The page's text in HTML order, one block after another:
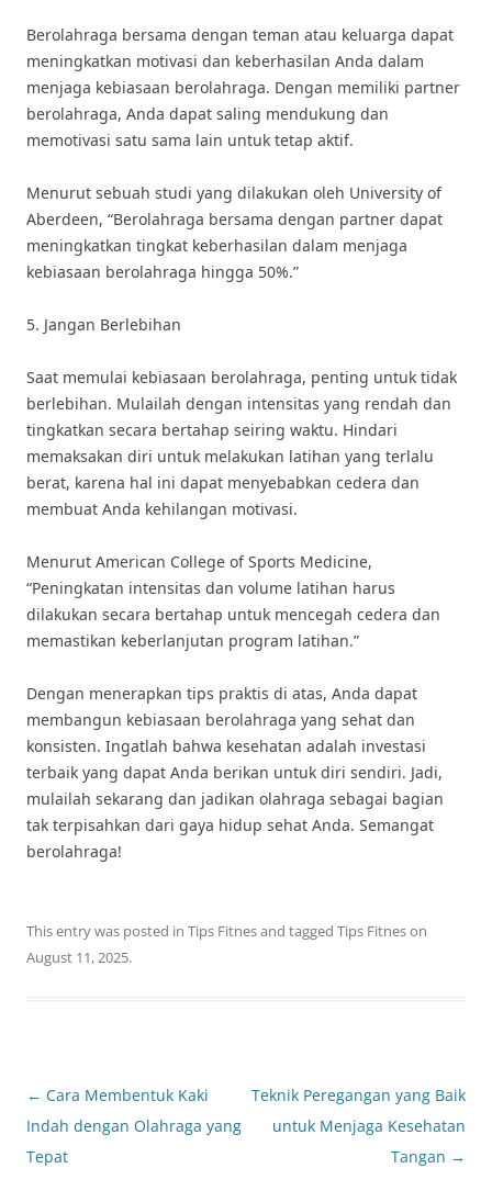
Berolahraga bersama dengan teman atau keluarga dapat
meningkatkan motivasi dan keberhasilan Anda dalam
menjaga kebiasaan berolahraga. Dengan memiliki partner
berolahraga, Anda dapat saling mendukung dan
memotivasi satu sama lain untuk tetap aktif.
Menurut sebuah studi yang dilakukan oleh University of
Aberdeen, “Berolahraga bersama dengan partner dapat
meningkatkan tingkat keberhasilan dalam menjaga
kebiasaan berolahraga hingga 50%.”
5. Jangan Berlebihan
Saat memulai kebiasaan berolahraga, penting untuk tidak
berlebihan. Mulailah dengan intensitas yang rendah dan
tingkatkan secara bertahap seiring waktu. Hindari
memaksakan diri untuk melakukan latihan yang terlalu
berat, karena hal ini dapat menyebabkan cedera dan
membuat Anda kehilangan motivasi.
Menurut American College of Sports Medicine,
“Peningkatan intensitas dan volume latihan harus
dilakukan secara bertahap untuk mencegah cedera dan
memastikan keberlanjutan program latihan.”
Dengan menerapkan tips praktis di atas, Anda dapat
membangun kebiasaan berolahraga yang sehat dan
konsisten. Ingatlah bahwa kesehatan adalah investasi
terbaik yang dapat Anda berikan untuk diri sendiri. Jadi,
mulailah sekarang dan jadikan olahraga sebagai bagian
tak terpisahkan dari gaya hidup sehat Anda. Semangat
berolahraga!
This entry was posted in Tips Fitnesand tagged Tips Fitneson
August 11, 2025.
Post
navigation
← Cara Membentuk Kaki
Indah dengan Olahraga yang
Tepat
Teknik Peregangan yang Baik
untuk Menjaga Kesehatan
Tangan →